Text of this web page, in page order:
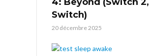
Switch)
20 décembre 2025